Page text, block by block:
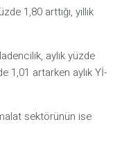
1,80 arttığı, yıllık
aylık yüzde
1,01 artarken aylık Yİ-
sektörünün ise